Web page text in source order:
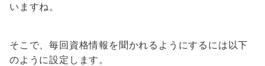
いますね。
そこで、毎回資格情報を聞かれるようにするには以下
のように設定します。